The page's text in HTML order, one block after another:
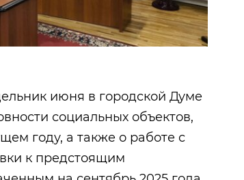
июня в городской Думе
социальных объектов,
году, а также о работе с
к предстоящим